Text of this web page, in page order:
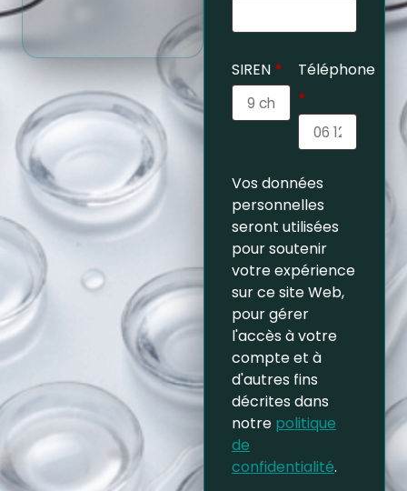
SIREN *
Téléphone
*
Vos données
personnelles
seront utilisées
pour soutenir
votre expérience
sur ce site Web,
pour gérer
l'accès à votre
compte et à
d'autres fins
décrites dans
notre politique
de
confidentialité.